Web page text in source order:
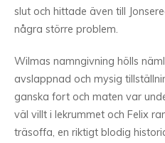
slut och hittade även till
några större problem.
Wilmas namngivning hölls
avslappnad och mysig
ganska fort och maten var
väl villt i lekrummet och Felix
träsoffa, en riktigt blodig